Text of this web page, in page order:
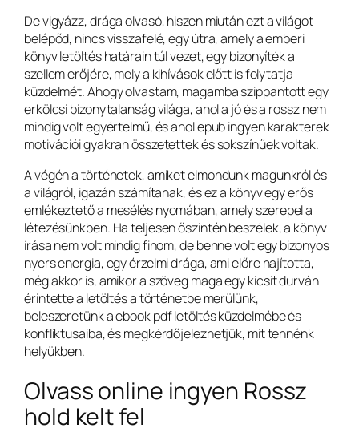
De vigyázz, drága olvasó, hiszen miután ezt a világot
belépőd, nincs visszafelé, egy útra, amely a emberi
könyv letöltés határain túl vezet, egy bizonyíték a
szellem erőjére, mely a kihívások előtt is folytatja
küzdelmét. Ahogy olvastam, magamba szippantott egy
erkölcsi bizonytalanság világa, ahol a jó és a rossz nem
mindig volt egyértelmű, és ahol epub ingyen karakterek
motivációi gyakran összetettek és sokszínűek voltak.
A végén a történetek, amiket elmondunk magunkról és
a világról, igazán számítanak, és ez a könyv egy erős
emlékeztető a mesélés nyomában, amely szerepel a
létezésünkben. Ha teljesen őszintén beszélek, a könyv
írása nem volt mindig finom, de benne volt egy bizonyos
nyers energia, egy érzelmi drága, ami előre hajította,
még akkor is, amikor a szöveg maga egy kicsit durván
érintette a letöltés a történetbe merülünk,
beleszeretünk a ebook pdf letöltés küzdelmébe és
konfliktusaiba, és megkérdőjelezhetjük, mit tennénk
helyükben.
Olvass online ingyen Rossz
hold kelt fel